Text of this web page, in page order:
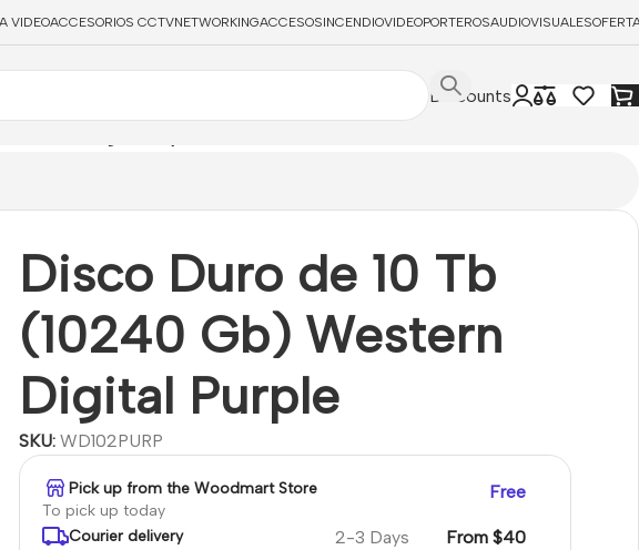
VIDEOACCESORIOS CCTVNETWORKINGACCESOSINCENDIOVIDEOPORTEROSAUDIOVISUALES
Discounts
Disco Duro de 10 Tb
(10240 Gb) Western
Digital Purple
SKU:WD102PURP
Pick up from the Woodmart Store
To pick up today
Free
Courier delivery
2-3 Days From $40